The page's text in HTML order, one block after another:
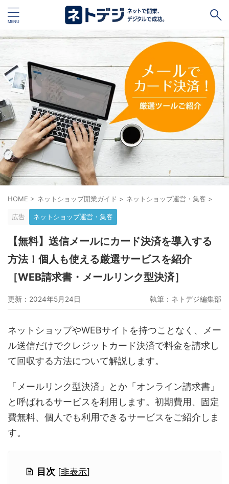
タグ
キャッシュレス Square BASE STORES
ネットショップ開設１vs１ 無料ネットショップ
予約管理システム Shopify Air ビジネスツールズ
ペライチ キャッシュレス決済端末１vs１
POSレジ スマレジ
楽天ペイ stera pack WordPress
ハンドメイド販売 ホームページ作成サービス１vs１
グーペ デジタルコンテンツ販売 仕入れサイト
Ameba Ownd makeshop 無料ビジネスツール
イージーマイショップ ネットショップ開業準備
HOME > ネットショップ開業ガイド > ネットショップ運営・集客 >
広告 ネットショップ運営・集客
【無料】送信メールにカード決済を導入する
方法！個人も使える厳選サービスを紹介
［WEB請求書・メールリンク型決済］
更新：2024年5月24日 執筆： ネトデジ編集部
ネットショップやWEBサイトを持つことなく、メー
ル送信だけでクレジットカード決済で料金を請求し
て回収する方法について解説します。
「メールリンク型決済」とか「オンライン請求書」
と呼ばれるサービスを利用します。初期費用、固定
費無料、個人でも利用できるサービスをご紹介しま
す。
目次 [非表示]